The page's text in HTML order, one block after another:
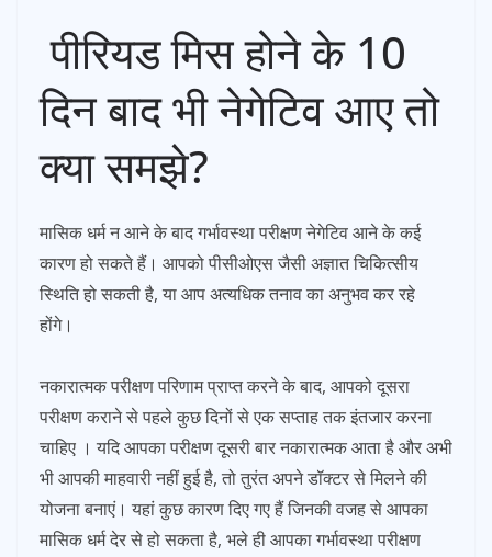
पीरियड मिस होने के 10
दिन बाद भी नेगेटिव आए तो
क्या समझे?
मासिक धर्म न आने के बाद गर्भावस्था परीक्षण नेगेटिव आने के कई
कारण हो सकते हैं। आपको पीसीओएस जैसी अज्ञात चिकित्सीय
स्थिति हो सकती है, या आप अत्यधिक तनाव का अनुभव कर रहे
होंगे।
नकारात्मक परीक्षण परिणाम प्राप्त करने के बाद, आपको दूसरा
परीक्षण कराने से पहले कुछ दिनों से एक सप्ताह तक इंतजार करना
चाहिए । यदि आपका परीक्षण दूसरी बार नकारात्मक आता है और अभी
भी आपकी माहवारी नहीं हुई है, तो तुरंत अपने डॉक्टर से मिलने की
योजना बनाएं। यहां कुछ कारण दिए गए हैं जिनकी वजह से आपका
मासिक धर्म देर से हो सकता है, भले ही आपका गर्भावस्था परीक्षण